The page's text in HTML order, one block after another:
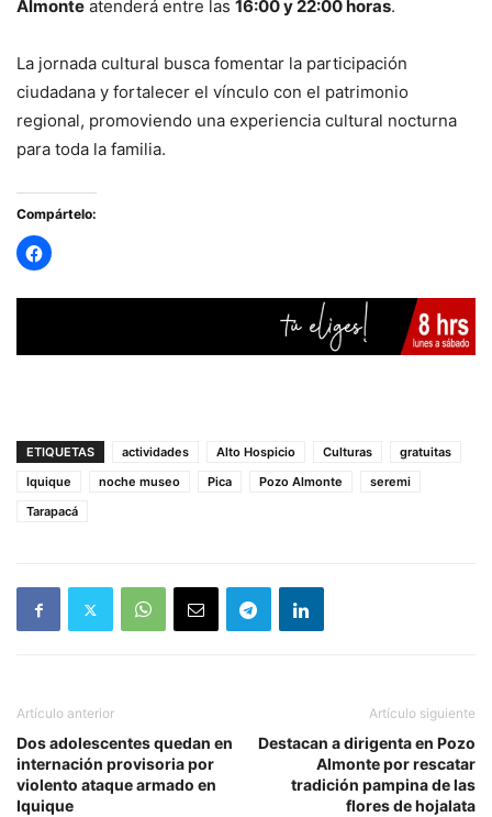
Almonte atenderá entre las 16:00 y 22:00 horas.
La jornada cultural busca fomentar la participación
ciudadana y fortalecer el vínculo con el patrimonio
regional, promoviendo una experiencia cultural nocturna
para toda la familia.
Compártelo:
ETIQUETAS actividades Alto Hospicio Culturas
gratuitas
Iquique
noche museo Pica Pozo Almonte
seremi
Tarapacá
Artículo anterior
Dos adolescentes quedan en
internación provisoria por
violento ataque armado en
Iquique
Artículo siguiente
Destacan a dirigenta en Pozo
Almonte por rescatar
tradición pampina de las
flores de hojalata